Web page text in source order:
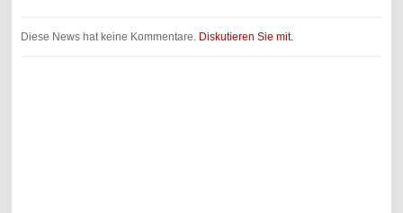
Diese News hat keine Kommentare. Diskutieren Sie mit.